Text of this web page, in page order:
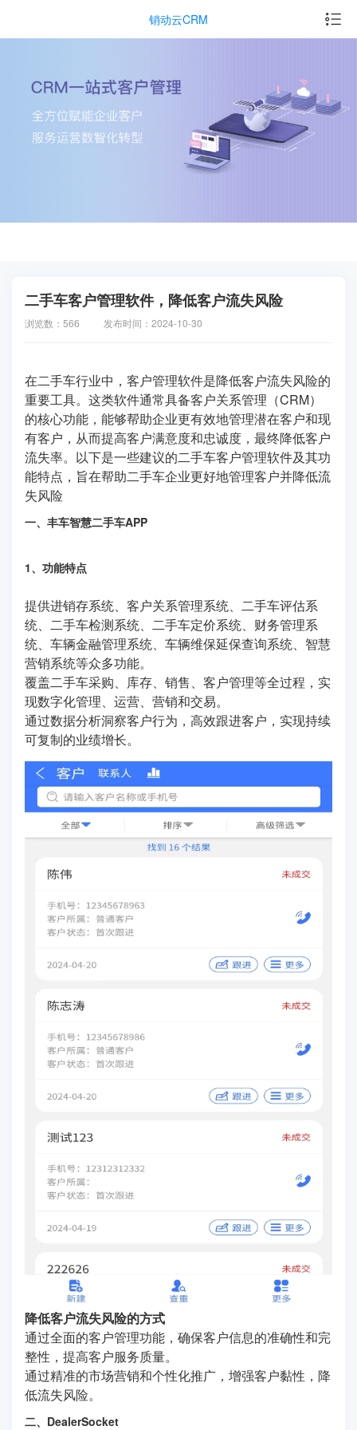
销动云CRM
二手车客户管理软件，降低客户流失风险
浏览数：566 发布时间：2024-10-30
在二手车行业中，客户管理软件是降低客户流失风险的
重要工具。这类软件通常具备客户关系管理（CRM）
的核心功能，能够帮助企业更有效地管理潜在客户和现
有客户，从而提高客户满意度和忠诚度，最终降低客户
流失率。以下是一些建议的二手车客户管理软件及其功
能特点，旨在帮助二手车企业更好地管理客户并降低流
失风险
一、丰车智慧二手车APP
1、功能特点
提供进销存系统、客户关系管理系统、二手车评估系
统、二手车检测系统、二手车定价系统、财务管理系
统、车辆金融管理系统、车辆维保延保查询系统、智慧
营销系统等众多功能。
覆盖二手车采购、库存、销售、客户管理等全过程，实
现数字化管理、运营、营销和交易。
通过数据分析洞察客户行为，高效跟进客户，实现持续
可复制的业绩增长。
降低客户流失风险的方式
通过全面的客户管理功能，确保客户信息的准确性和完
整性，提高客户服务质量。
通过精准的市场营销和个性化推广，增强客户黏性，降
低流失风险。
二、DealerSocket